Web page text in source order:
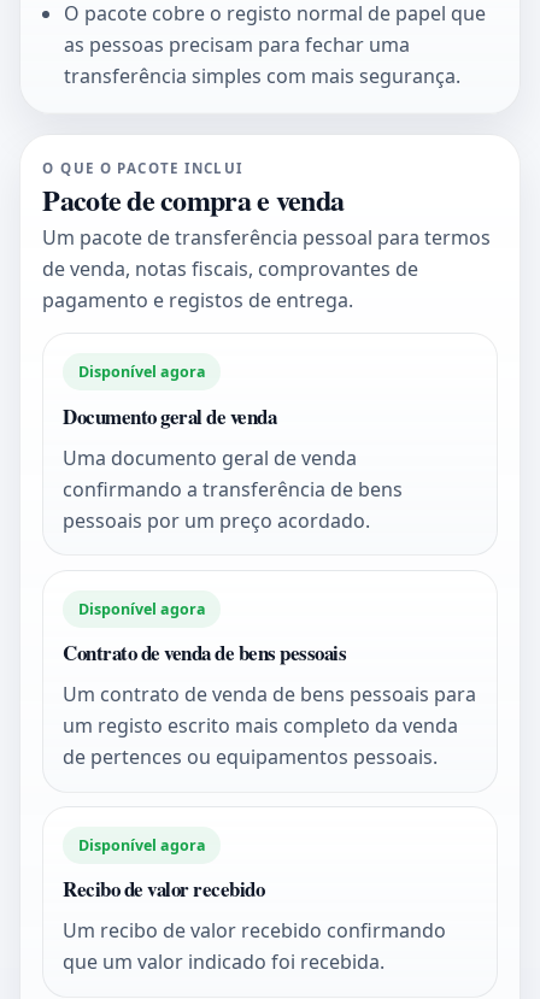
O pacote cobre o registo normal de papel que
as pessoas precisam para fechar uma
transferência simples com mais segurança.
O QUE O PACOTE INCLUI
Pacote de compra e venda
Um pacote de transferência pessoal para termos
de venda, notas fiscais, comprovantes de
pagamento e registos de entrega.
Disponível agora
Documento geral de venda
Uma documento geral de venda
confirmando a transferência de bens
pessoais por um preço acordado.
Disponível agora
Contrato de venda de bens pessoais
Um contrato de venda de bens pessoais para
um registo escrito mais completo da venda
de pertences ou equipamentos pessoais.
Disponível agora
Recibo de valor recebido
Um recibo de valor recebido confirmando
que um valor indicado foi recebida.